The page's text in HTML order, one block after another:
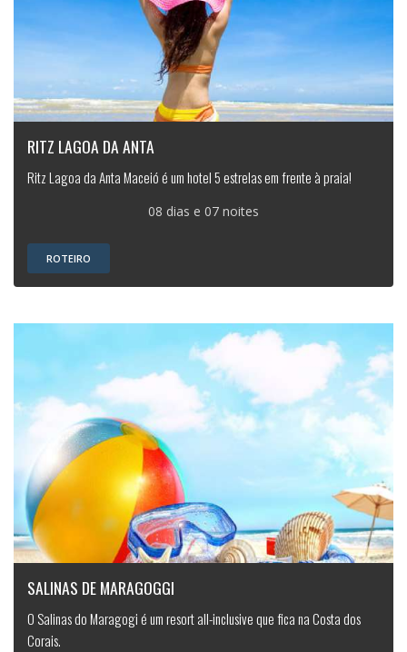
RITZ LAGOA DA ANTA
Ritz Lagoa da Anta Maceió é um hotel 5 estrelas em frente à praia!
08 dias e 07 noites
ROTEIRO
SALINAS DE MARAGOGGI
O Salinas do Maragogi é um resort all-inclusive que fica na Costa dos
Corais.